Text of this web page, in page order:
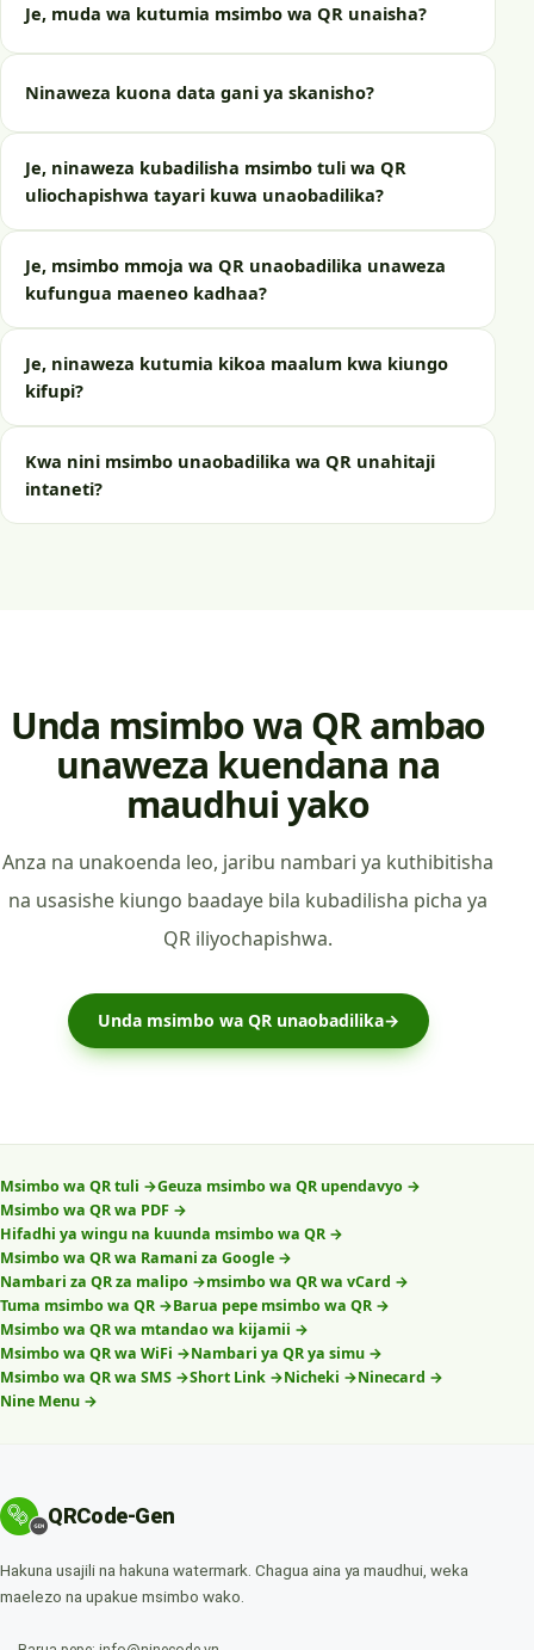
Je, muda wa kutumia msimbo wa QR unaisha?
Ninaweza kuona data gani ya skanisho?
Je, ninaweza kubadilisha msimbo tuli wa QR
uliochapishwa tayari kuwa unaobadilika?
Je, msimbo mmoja wa QR unaobadilika unaweza
kufungua maeneo kadhaa?
Je, ninaweza kutumia kikoa maalum kwa kiungo
kifupi?
Kwa nini msimbo unaobadilika wa QR unahitaji
intaneti?
Unda msimbo wa QR ambao
unaweza kuendana na
maudhui yako
Anza na unakoenda leo, jaribu nambari ya kuthibitisha
na usasishe kiungo baadaye bila kubadilisha picha ya
QR iliyochapishwa.
Unda msimbo wa QR unaobadilika→
Msimbo wa QR tuli →Geuza msimbo wa QR upendavyo →
Msimbo wa QR wa PDF →
Hifadhi ya wingu na kuunda msimbo wa QR →
Msimbo wa QR wa Ramani za Google →
Nambari za QR za malipo →msimbo wa QR wa vCard →
Tuma msimbo wa QR →Barua pepe msimbo wa QR →
Msimbo wa QR wa mtandao wa kijamii →
Msimbo wa QR wa WiFi →Nambari ya QR ya simu →
Msimbo wa QR wa SMS →Short Link →Nicheki →Ninecard →
Nine Menu →
QRCode-Gen
Hakuna usajili na hakuna watermark. Chagua aina ya maudhui, weka
maelezo na upakue msimbo wako.